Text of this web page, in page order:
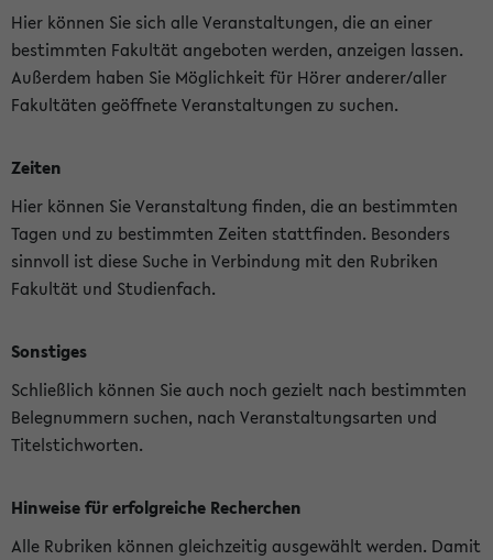
Hier können Sie sich alle Veranstaltungen, die an einer
bestimmten Fakultät angeboten werden, anzeigen lassen.
Außerdem haben Sie Möglichkeit für Hörer anderer/aller
Fakultäten geöffnete Veranstaltungen zu suchen.
Zeiten
Hier können Sie Veranstaltung finden, die an bestimmten
Tagen und zu bestimmten Zeiten stattfinden. Besonders
sinnvoll ist diese Suche in Verbindung mit den Rubriken
Fakultät und Studienfach.
Sonstiges
Schließlich können Sie auch noch gezielt nach bestimmten
Belegnummern suchen, nach Veranstaltungsarten und
Titelstichworten.
Hinweise für erfolgreiche Recherchen
Alle Rubriken können gleichzeitig ausgewählt werden. Damit